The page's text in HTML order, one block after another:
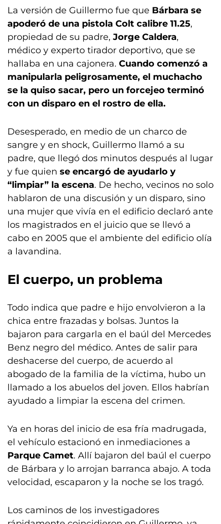
La versión de Guillermo fue que Bárbara se
apoderó de una pistola Colt calibre 11.25,
propiedad de su padre, Jorge Caldera,
médico y experto tirador deportivo, que se
hallaba en una cajonera. Cuando comenzó a
manipularla peligrosamente, el muchacho
se la quiso sacar, pero un forcejeo terminó
con un disparo en el rostro de ella.
Desesperado, en medio de un charco de
sangre y en shock, Guillermo llamó a su
padre, que llegó dos minutos después al lugar
y fue quien se encargó de ayudarlo y
“limpiar” la escena. De hecho, vecinos no solo
hablaron de una discusión y un disparo, sino
una mujer que vivía en el edificio declaró ante
los magistrados en el juicio que se llevó a
cabo en 2005 que el ambiente del edificio olía
a lavandina.
El cuerpo, un problema
Todo indica que padre e hijo envolvieron a la
chica entre frazadas y bolsas. Juntos la
bajaron para cargarla en el baúl del Mercedes
Benz negro del médico. Antes de salir para
deshacerse del cuerpo, de acuerdo al
abogado de la familia de la víctima, hubo un
llamado a los abuelos del joven. Ellos habrían
ayudado a limpiar la escena del crimen.
Ya en horas del inicio de esa fría madrugada,
el vehículo estacionó en inmediaciones a
Parque Camet. Allí bajaron del baúl el cuerpo
de Bárbara y lo arrojan barranca abajo. A toda
velocidad, escaparon y la noche se los tragó.
Los caminos de los investigadores